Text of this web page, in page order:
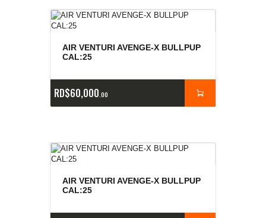
AIR VENTURI AVENGE-X BULLPUP
CAL:25
RD$60,000 00
AIR VENTURI AVENGE-X BULLPUP
CAL:25